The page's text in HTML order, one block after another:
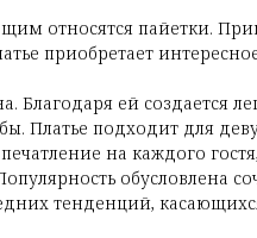
относятся пайетки.
приобретает
Благодаря ей создается
Платье подходит для
на каждого
обусловлена
тенденций,